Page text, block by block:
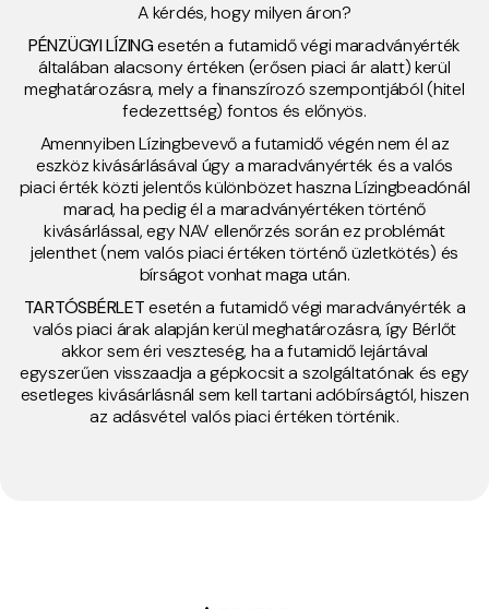
A kérdés, hogy milyen áron?
PÉNZÜGYI LÍZINGesetén a futamidő végi maradványérték
általában alacsony értéken (erősen piaci ár alatt) kerül
meghatározásra, mely a finanszírozó szempontjából (hitel
fedezettség) fontos és előnyös.
Amennyiben Lízingbevevő a futamidő végén nem él az
eszköz kivásárlásával úgy a maradványérték és a valós
piaci érték közti jelentős különbözet haszna Lízingbeadónál
marad, ha pedig él a maradványértéken történő
kivásárlással, egy NAV ellenőrzés során ez problémát
jelenthet (nem valós piaci értéken történő üzletkötés) és
bírságot vonhat maga után.
TARTÓSBÉRLETesetén a futamidő végi maradványérték a
valós piaci árak alapján kerül meghatározásra, így Bérlőt
akkor sem éri veszteség, ha a futamidő lejártával
egyszerűen visszaadja a gépkocsit a szolgáltatónak és egy
esetleges kivásárlásnál sem kell tartani adóbírságtól, hiszen
az adásvétel valós piaci értéken történik.